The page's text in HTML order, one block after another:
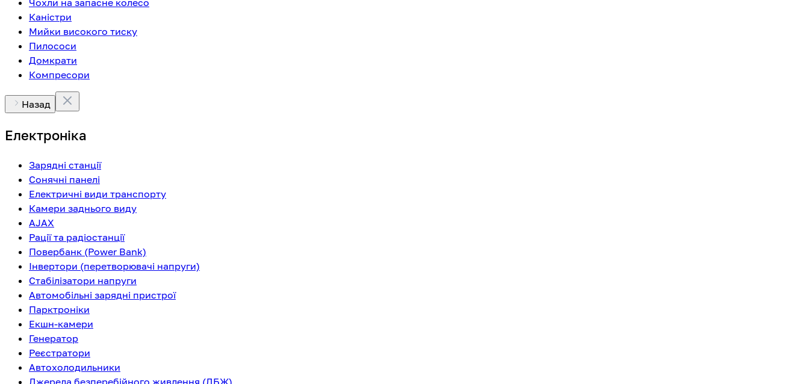
Чохли на запасне колесо
Каністри
Мийки високого тиску
Пилососи
Домкрати
Компресори
Назад
Електроніка
Зарядні станції
Сонячні панелі
Електричні види транспорту
Камери заднього виду
AJAX
Рації та радіостанції
Повербанк (Power Bank)
Інвертори (перетворювачі напруги)
Стабілізатори напруги
Автомобільні зарядні пристрої
Парктроніки
Екшн-камери
Генератор
Реєстратори
Автохолодильники
Джерела безперебійного живлення (ДБЖ)